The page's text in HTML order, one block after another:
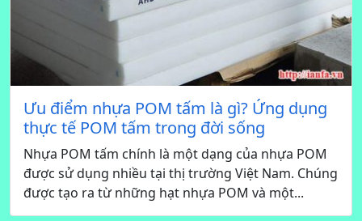
Ưu điểm nhựa POM tấm là gì? Ứng dụng
thực tế POM tấm trong đời sống
Nhựa POM tấm chính là một dạng của nhựa POM
được sử dụng nhiều tại thị trường Việt Nam. Chúng
được tạo ra từ những hạt nhựa POM và một...